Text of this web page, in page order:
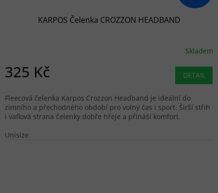
KARPOS Čelenka CROZZON HEADBAND
Skladem
325 Kč DETAIL
Fleecová čelenka Karpos Crozzon Headband je ideální do
zimního a přechodného období pro volný čas i sport. Širší střih
i vaflová strana čelenky dobře hřeje a přináší komfort.
Unisize